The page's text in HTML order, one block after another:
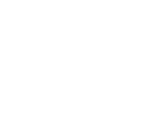
representantes de la
responsables